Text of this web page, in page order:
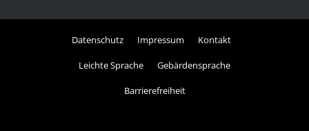
Datenschutz Impressum Kontakt
Leichte Sprache Gebärdensprache
Barrierefreiheit